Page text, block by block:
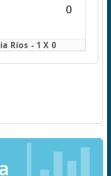
0
Ríos - 1 X 0